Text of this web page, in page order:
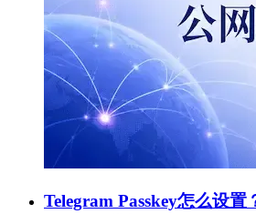
Telegram Passkey怎么设